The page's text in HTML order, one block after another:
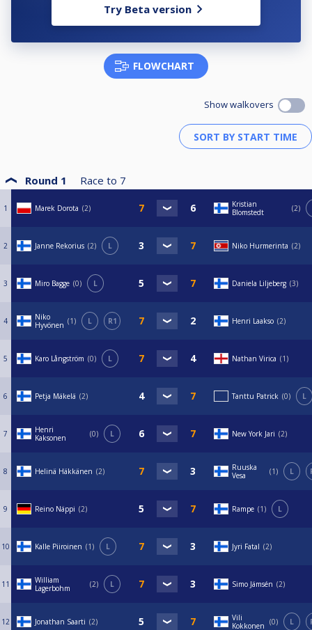
Try Beta version
FLOWCHART
Show walkovers
Round 1 Race to 7
1 Marek Dorota 2
Kristian
Blomstedt
2
2 Janne Rekorius 2 L Niko Hurmerinta 2
3 Miro Bagge 0 L Daniela Liljeberg 3
4
Niko
Hyvönen
1 L R1 Henri Laakso 2
5 Karo Långström 0 L Nathan Virica 1
6 Petja Mäkelä 2 Tanttu Patrick 0 L
7
Henri
Kaksonen
0 L New York Jari 2
8 Helinä Häkkänen 2
Ruuska
Vesa
1 L
9 Reino Näppi 2 Rampe 1 L
10 Kalle Piiroinen 1 L Jyri Fatal 2
11
William
Lagerbohm
2 L Simo Jämsén 2
12 Jonathan Saarti 2
Vili
Kokkonen
0 L